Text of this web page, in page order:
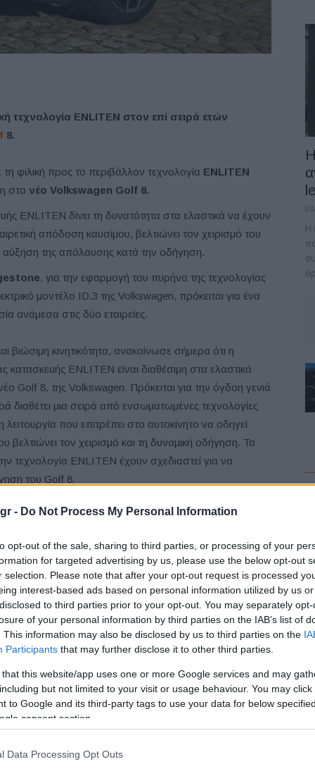
- Do Not Process My Personal Information
opt-out of the sale, sharing to third parties, or processing of your
for targeted advertising by us, please use the below opt-out
selection. Please note that after your opt-out request is processed
interest-based ads based on personal information utilized by us
to third parties prior to your opt-out. You may separately
of your personal information by third parties on the IAB’s list of
This information may also be disclosed by us to third parties on the
Participants that may further disclose it to other third parties.
that this website/app uses one or more Google services and may
but not limited to your visit or usage behaviour. You may
to Google and its third-party tags to use your data for below
consent section.
Data Processing Opt Outs
τεχνολογία ENLITEN στον επί σειρά ετών
8.
τη φιλική προς το περιβάλλον τεχνολογία ENLITEN
στο νέο Volkswagen Golf 8.
ENLITEN δίνει τη δυνατότητα στα ελαστικά να έχουν
απόδοση καυσίμου, βελτιώνει τον χειρισμό του
αύξηση της απόλαυσης κατά την οδήγηση.
, για την εφαρμογή του πυρήνα της τεχνολογίας
μοντέλο ID.3 της Volkswagen, πρόκειται για ένα
ανάμεσα στις δύο εταιρείες.
βιώσιμη κινητικότητα, ανακοίνωσε σήμερα ότι η
ENLITEN είναι διαθέσιμη στα ελαστικά
Golf 8, της Volkswagen. Πρόκειται για την όγδοη γενιά
διαθέτει μια σειρά από ενσωματωμένες τεχνολογίες
που επιτρέπει στο αυτοκίνητο να οδηγεί
βελτιώνει τον χειρισμό και τη δυναμική οδήγηση. Τα
τεχνολογία ENLITEN έχουν σχεδιαστεί για να
του Golf 8.
για εξαιρετική απόδοση καυσίμου, απαιτώντας
μεγιστοποιώντας την απόδοση στο βρεγμένο και
της Bridgestone, χάρη στην κατασκευή τους,
παράλληλα βελτιώνεται ο χειρισμός του οχήματος
Η